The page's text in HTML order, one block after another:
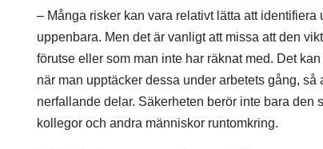
– Många risker kan vara relativt lätta att
uppenbara. Men det är vanligt att missa att den
förutse eller som man inte har räknat med. Det
när man upptäcker dessa under arbetets gång,
nerfallande delar. Säkerheten berör inte bara den
kollegor och andra människor runtomkring.